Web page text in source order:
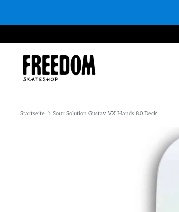
Startseite Sour Solution Gustav VX Hands 8.0 Deck